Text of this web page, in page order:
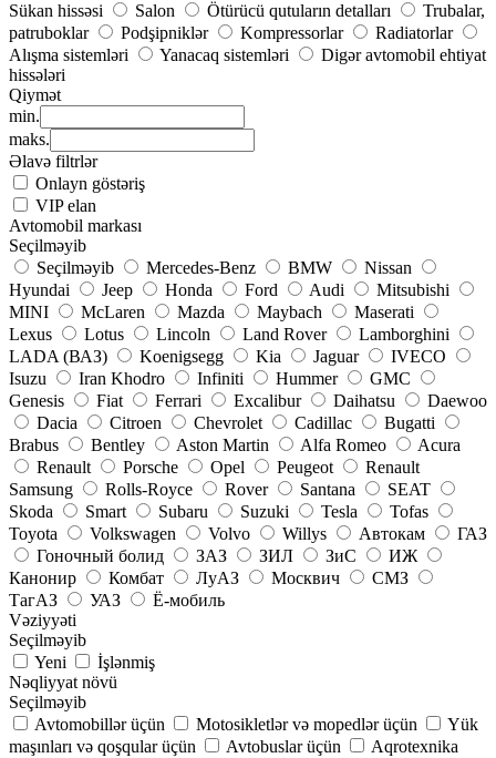
Sükan hissəsi
Salon Ötürücü qutuların detalları
Trubalar,
patruboklar
Podşipniklər Kompressorlar
Radiatorlar
Alışma sistemləri
Yanacaq sistemləri
Digər avtomobil ehtiyat
hissələri
Qiymət
min.
maks.
Əlavə filtrlər
Onlayn göstəriş
VIP elan
Avtomobil markası
Seçilməyib
Seçilməyib
Mercedes-Benz BMW
Nissan
Hyundai
Jeep Honda Ford Audi
Mitsubishi
MINI
McLaren Mazda Maybach
Maserati
Lexus
Lotus Lincoln Land Rover
Lamborghini
LADA (ВАЗ)
Koenigsegg Kia Jaguar
IVECO
Isuzu
Iran Khodro Infiniti Hummer
GMC
Genesis
Fiat Ferrari Excalibur Daihatsu
Daewoo
Dacia
Citroen Chevrolet Cadillac
Bugatti
Brabus
Bentley Aston Martin Alfa Romeo
Acura
Renault
Porsche Opel Peugeot
Renault
Samsung
Rolls-Royce Rover Santana
SEAT
Skoda
Smart Subaru Suzuki Tesla
Tofas
Toyota
Volkswagen Volvo Willys Автокам
ГАЗ
Гоночный болид
ЗАЗ ЗИЛ ЗиС
ИЖ
Канонир
Комбат ЛуАЗ Москвич
СМЗ
ТагАЗ
УАЗ
Ё-мобиль
Vəziyyəti
Seçilməyib
Yeni
İşlənmiş
Nəqliyyat növü
Seçilməyib
Avtomobillər üçün
Motosikletlər və mopedlər üçün
Yük
maşınları və qoşqular üçün
Avtobuslar üçün
Aqrotexnika